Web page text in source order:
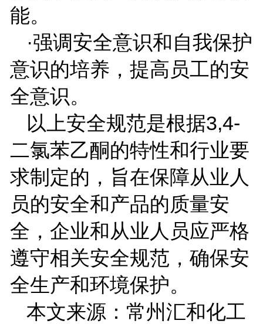
能。
·强调安全意识和自我保护
意识的培养，提高员工的安
全意识。
以上安全规范是根据3,4-
二氯苯乙酮的特性和行业要
求制定的，旨在保障从业人
员的安全和产品的质量安
全，企业和从业人员应严格
遵守相关安全规范，确保安
全生产和环境保护。
本文来源：常州汇和化工